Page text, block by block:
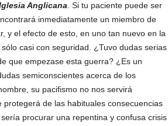
Anglicana . Si tu paciente puede ser
inmediatamente un miembro de
y el efecto de esto, en uno tan nuevo en la
casi con seguridad. ¿Tuvo dudas serias
que empezase esta guerra? ¿Es un
semiconscientes acerca de los
su pacifismo no nos servirá
de las habituales consecuencias
procurar una repentina y confusa crisis